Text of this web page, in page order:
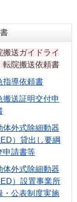
搬送ガイドライ
転院搬送依頼書
指導依頼書
搬送証明交付申
体外式除細動器
）貸出し要綱
申請書等
体外式除細動器
）設置事業所
・公表制度実施